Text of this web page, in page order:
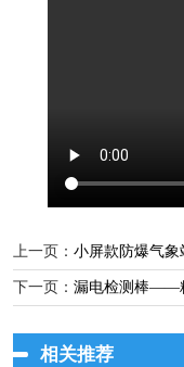
上一页： 小屏款防爆气
下一页： 漏电检测棒——
相关推荐